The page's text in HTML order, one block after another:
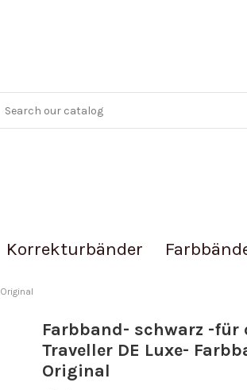
Korrekturbänder
Farbband- schwarz -für
Traveller DE Luxe-
Original